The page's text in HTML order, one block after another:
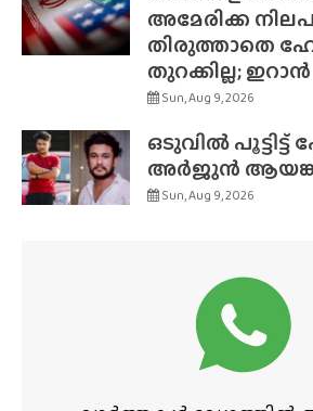
അമേരിക്ക
തിരുത്താതെ
തുറക്കില്ല; ഇറാൻ
Sun, Aug 9, 2026
ഒടുവിൽ പൂട്ടിട്ട്
അർജുൻ
Sun, Aug 9, 2026